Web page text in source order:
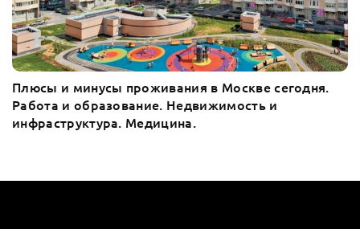
Плюсы и минусы проживания в Москве сегодня.
Работа и образование. Недвижимость и
инфраструктура. Медицина.